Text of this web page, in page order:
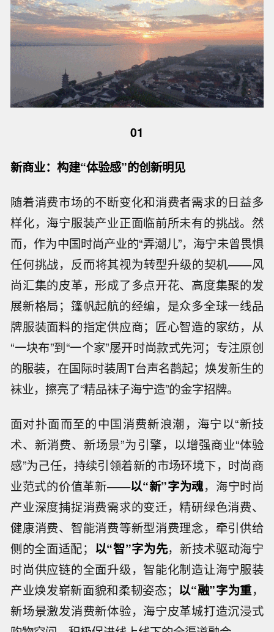
01
新商业：构建“体验感”的创新明见
随着消费市场的不断变化和消费者需求的日益多
样化，海宁服装产业正面临前所未有的挑战。然
而，作为中国时尚产业的“弄潮儿”，海宁未曾畏惧
任何挑战，反而将其视为转型升级的契机——风
尚汇集的皮革，形成了多点开花、高度集聚的发
展新格局；篷帆起航的经编，是众多全球一线品
牌服装面料的指定供应商；匠心智造的家纺，从
“一块布”到“一个家”屡开时尚款式先河；专注原创
的服装，在国际时装周T台声名鹊起；焕发新生的
袜业，擦亮了“精品袜子海宁造”的金字招牌。
面对扑面而至的中国消费新浪潮，海宁以“新技
术、新消费、新场景”为引擎，以增强商业“体验
感”为己任，持续引领着新的市场环境下，时尚商
业范式的价值革新——以“新”字为魂，海宁时尚
产业深度捕捉消费需求的变迁，精研绿色消费、
健康消费、智能消费等新型消费理念，牵引供给
侧的全面适配； 以“智”字为先，新技术驱动海宁
时尚供应链的全面升级，智能化制造让海宁服装
产业焕发崭新面貌和柔韧姿态； 以“融”字为重，
新场景激发消费新体验，海宁皮革城打造沉浸式